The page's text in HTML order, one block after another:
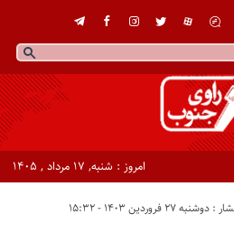
امروز : شنبه, ۱۷ مرداد , ۱۴۰۵
۲۷ فروردین ۱۴۰۳ - ۱۵:۳۲